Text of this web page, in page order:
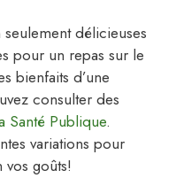
délicieuses
pour un repas sur le
bienfaits d’une
consulter des
Santé Publique.
variations pour
goûts!